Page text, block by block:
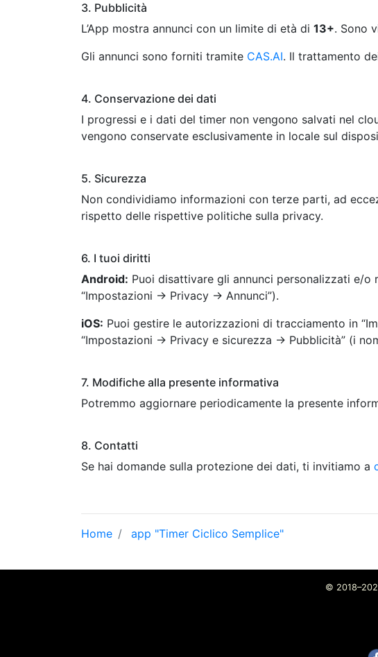
3. Pubblicità
L’App mostra annunci con un limite di età di 13+. Sono
Gli annunci sono forniti tramite CAS.AI. Il trattamento
4. Conservazione dei dati
I progressi e i dati del timer non vengono salvati nel
vengono conservate esclusivamente in locale sul
5. Sicurezza
Non condividiamo informazioni con terze parti, ad
rispetto delle rispettive politiche sulla privacy.
6. I tuoi diritti
Android: Puoi disattivare gli annunci personalizzati e/
“Impostazioni → Privacy → Annunci”).
iOS: Puoi gestire le autorizzazioni di tracciamento in
“Impostazioni → Privacy e sicurezza → Pubblicità” (i
7. Modifiche alla presente informativa
Potremmo aggiornare periodicamente la presente
8. Contatti
Se hai domande sulla protezione dei dati, ti invitiamo a
Home app "Timer Ciclico Semplice"
©